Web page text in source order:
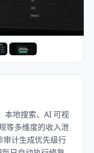
本地搜索、AI 可视
等多维度的收入泄
审计生成优先级行